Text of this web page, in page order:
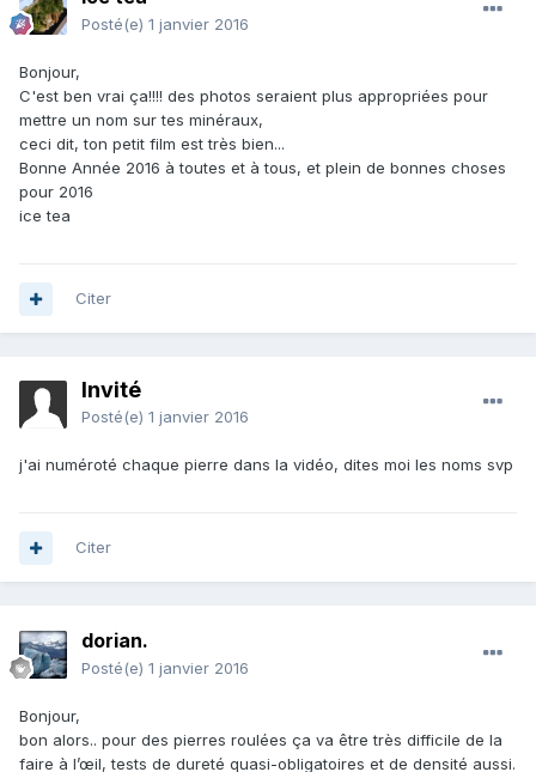
Posté(e) 1 janvier 2016
Bonjour,
C'est ben vrai ça!!!! des photos seraient plus appropriées pour
mettre un nom sur tes minéraux,
ceci dit, ton petit film est très bien...
Bonne Année 2016 à toutes et à tous, et plein de bonnes choses
pour 2016
ice tea
Citer
Invité
Posté(e) 1 janvier 2016
j'ai numéroté chaque pierre dans la vidéo, dites moi les noms svp
Citer
dorian.
Posté(e) 1 janvier 2016
Bonjour,
bon alors.. pour des pierres roulées ça va être très difficile de la
faire à l’œil, tests de dureté quasi-obligatoires et de densité aussi.